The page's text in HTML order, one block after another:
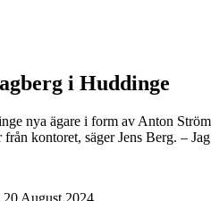
i Huddinge
nya ägare i form av Anton
från kontoret, säger Jens Berg. –
20 August 2024